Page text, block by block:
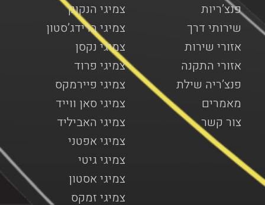
צמיגי הנקוק
צמיגי ברידג’סטון
צמיגי נקסן
צמיגי פרוד
צמיגי פיירמקס
צמיגי סאן ווייד
צמיגי האביליד
צמיגי אפטני
צמיגי גיטי
צמיגי אסטון
צמיגי זמקס
פנצ’ריות
שירותי דרך
אזורי שירות
אזורי התקנה
פנצ’ריה שילת
מאמרים
צור קשר